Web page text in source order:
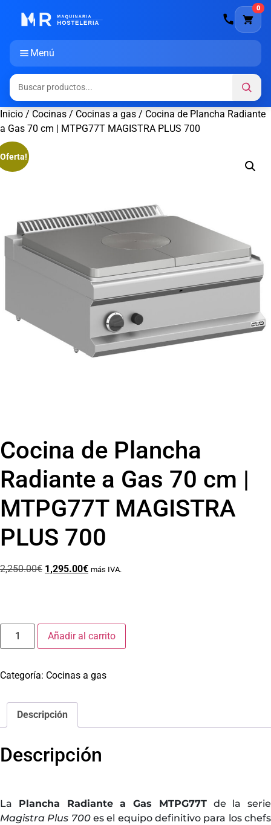
Menú
0
Inicio / Cocinas / Cocinas a gas / Cocina de Plancha Radiante
a Gas 70 cm | MTPG77T MAGISTRA PLUS 700
Cocina de Plancha
Radiante a Gas 70 cm |
MTPG77T MAGISTRA
PLUS 700
2,250.00€ 1,295.00€ más IVA.
Añadir al carrito
Categoría: Cocinas a gas
Descripción
Descripción
La Plancha Radiante a Gas MTPG77Tde la serie
Magistra Plus 700es el equipo definitivo para los chefs